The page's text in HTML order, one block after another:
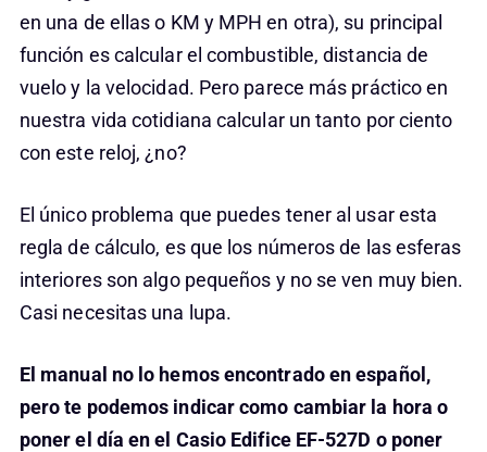
en una de ellas o KM y MPH en otra), su principal
función es calcular el combustible, distancia de
vuelo y la velocidad. Pero parece más práctico en
nuestra vida cotidiana calcular un tanto por ciento
con este reloj, ¿no?
El único problema que puedes tener al usar esta
regla de cálculo, es que los números de las esferas
interiores son algo pequeños y no se ven muy bien.
Casi necesitas una lupa.
El manual no lo hemos encontrado en español,
pero te podemos indicar como cambiar la hora o
poner el día en el Casio Edifice EF-527D o poner